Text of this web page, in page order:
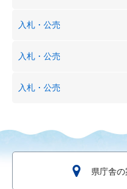
入札・公売
入札・公売
入札・公売
県庁舎